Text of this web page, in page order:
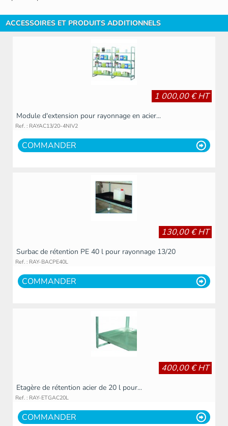
ACCESSOIRES ET PRODUITS ADDITIONNELS
1 000,00 € HT
Module d'extension pour rayonnage en acier...
Ref. : RAYAC13/20-4NIV2
COMMANDER
130,00 € HT
Surbac de rétention PE 40 l pour rayonnage 13/20
Ref. : RAY-BACPE40L
COMMANDER
400,00 € HT
Etagère de rétention acier de 20 l pour...
Ref. : RAY-ETGAC20L
COMMANDER